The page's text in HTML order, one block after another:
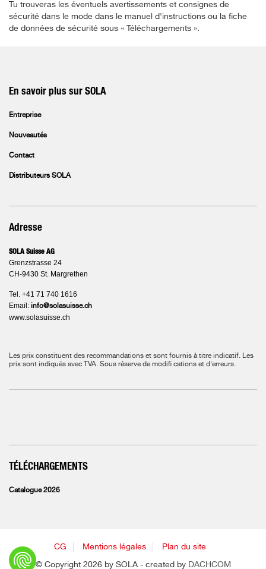
Tu trouveras les éventuels avertissements et consignes de
sécurité dans le mode dans le manuel d'instructions ou la fiche
de données de sécurité sous « Téléchargements ».
En savoir plus sur SOLA
Entreprise
Nouveautés
Contact
Distributeurs SOLA
Adresse
SOLA Suisse AG
Grenzstrasse 24
CH-9430 St. Margrethen
Tel. +41 71 740 1616
Email: info@solasuisse.ch
www.solasuisse.ch
Les prix constituent des recommandations et sont fournis à titre indicatif. Les
prix sont indiqués avec TVA. Sous réserve de modifi cations et d‘erreurs.
TÉLÉCHARGEMENTS
Catalogue 2026
CG Mentions légales Plan du site
© Copyright 2026 by SOLA - created by DACHCOM